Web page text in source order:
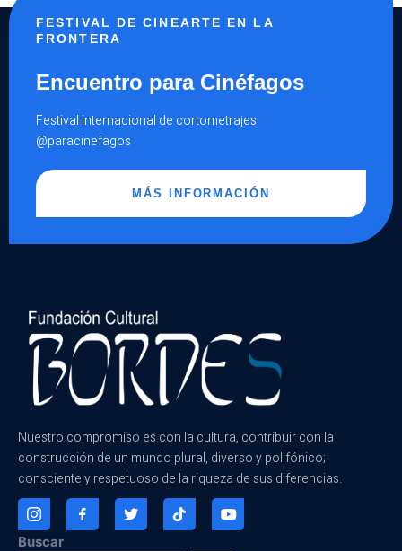
FESTIVAL DE CINEARTE EN LA
FRONTERA
Encuentro para Cinéfagos
Festival internacional de cortometrajes
@paracinefagos
MÁS INFORMACIÓN
Nuestro compromiso es con la cultura, contribuir con la
construcción de un mundo plural, diverso y polifónico;
consciente y respetuoso de la riqueza de sus diferencias.
Buscar